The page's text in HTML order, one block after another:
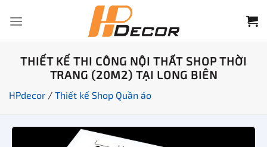
đến
THIẾT KẾ THI CÔNG NỘI THẤT SHOP THỜI
TRANG (20M2) TẠI LONG BIÊN
HPdecor / Thiết kế Shop Quần áo